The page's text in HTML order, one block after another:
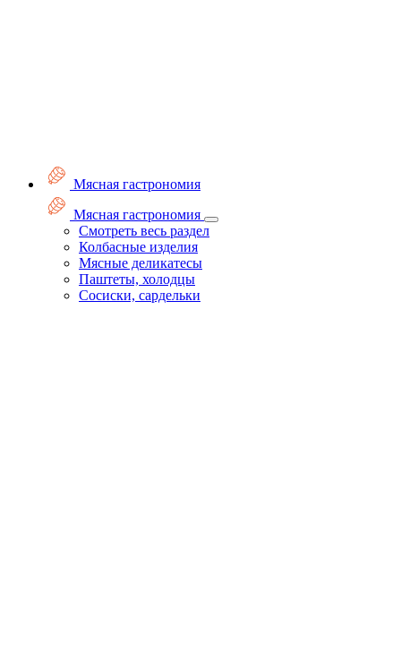
Мясная гастрономия
Мясная гастрономия
Смотреть весь раздел
Колбасные изделия
Мясные деликатесы
Паштеты, холодцы
Сосиски, сардельки